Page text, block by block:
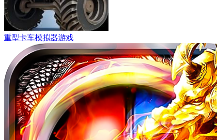
重型卡车模拟器游戏